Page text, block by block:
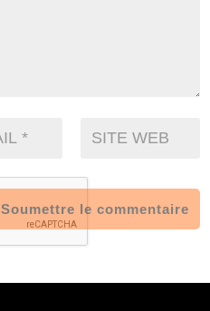
Soumettre le commentaire